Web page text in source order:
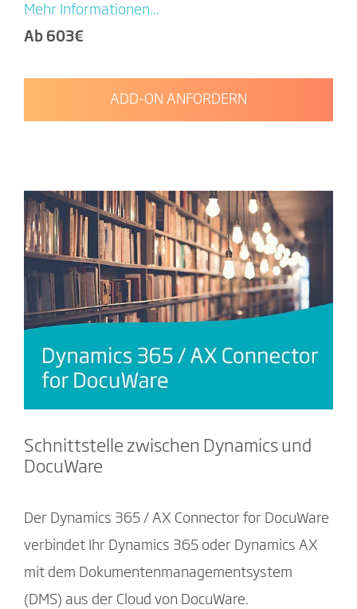
Mehr Informationen...
Ab 603€
ADD-ON ANFORDERN
Schnittstelle zwischen Dynamics und
DocuWare
Der Dynamics 365 / AX Connector for DocuWare
verbindet Ihr Dynamics 365 oder Dynamics AX
mit dem Dokumentenmanagementsystem
(DMS) aus der Cloud von DocuWare.